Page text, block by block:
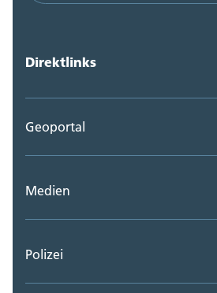
Direktlinks
Geoportal
Medien
Polizei